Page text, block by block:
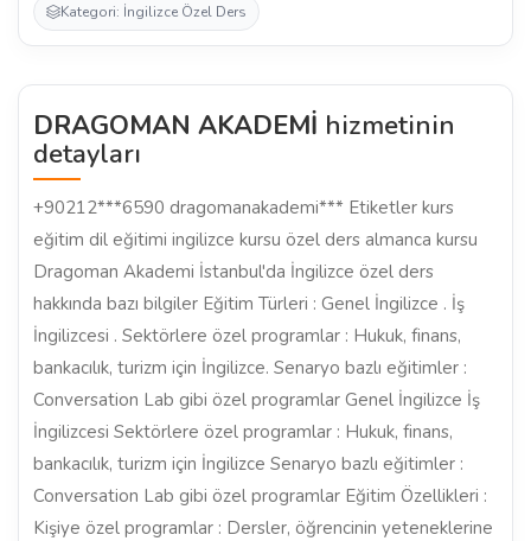
Kategori: İngilizce Özel Ders
DRAGOMAN AKADEMİ hizmetinin
detayları
+90212***6590 dragomanakademi*** Etiketler kurs
eğitim dil eğitimi ingilizce kursu özel ders almanca kursu
Dragoman Akademi İstanbul'da İngilizce özel ders
hakkında bazı bilgiler Eğitim Türleri : Genel İngilizce . İş
İngilizcesi . Sektörlere özel programlar : Hukuk, finans,
bankacılık, turizm için İngilizce. Senaryo bazlı eğitimler :
Conversation Lab gibi özel programlar Genel İngilizce İş
İngilizcesi Sektörlere özel programlar : Hukuk, finans,
bankacılık, turizm için İngilizce Senaryo bazlı eğitimler :
Conversation Lab gibi özel programlar Eğitim Özellikleri :
Kişiye özel programlar : Dersler, öğrencinin yeteneklerine